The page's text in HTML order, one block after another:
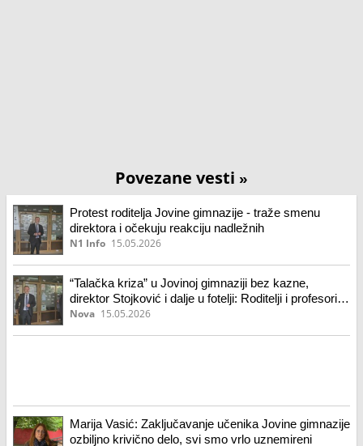
Povezane vesti »
Protest roditelja Jovine gimnazije - traže smenu
direktora i očekuju reakciju nadležnih
N1 Info 15.05.2026
“Talačka kriza” u Jovinoj gimnaziji bez kazne,
direktor Stojković i dalje u fotelji: Roditelji i profesori u
šoku, traže otkaz ili ostavku
Nova 15.05.2026
Marija Vasić: Zaključavanje učenika Jovine gimnazije
ozbiljno krivično delo, svi smo vrlo uznemireni